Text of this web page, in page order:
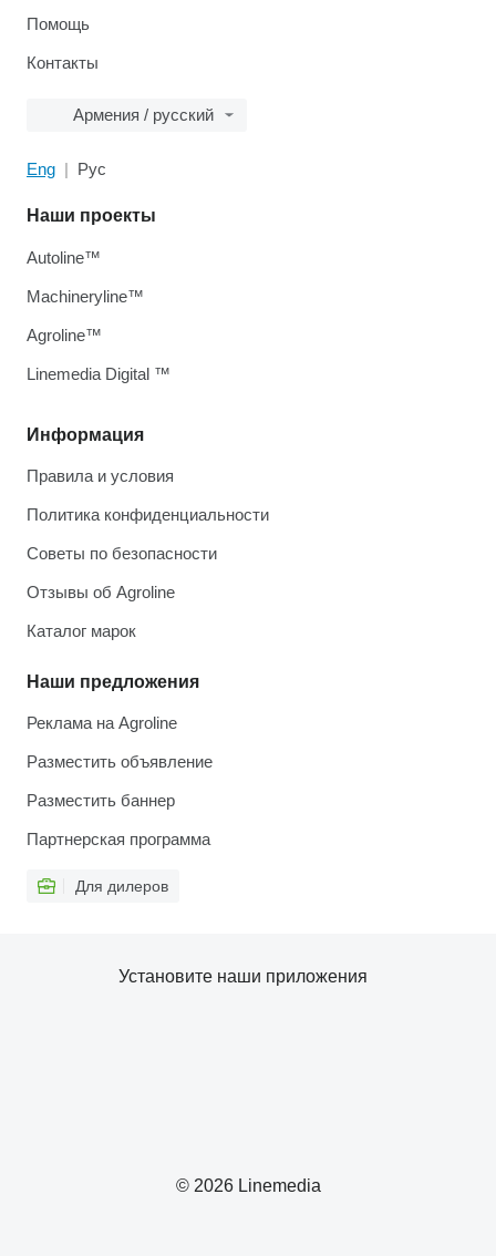
Помощь
Контакты
Армения / русский
Eng Рус
Информация
Правила и условия
Политика конфиденциальности
Советы по безопасности
Отзывы об Agroline
Каталог марок
Наши предложения
Реклама на Agroline
Разместить объявление
Разместить баннер
Партнерская программа
Для дилеров
Наши проекты
Autoline™
Machineryline™
Agroline™
Linemedia Digital ™
© 2026 Linemedia
Установите наши приложения